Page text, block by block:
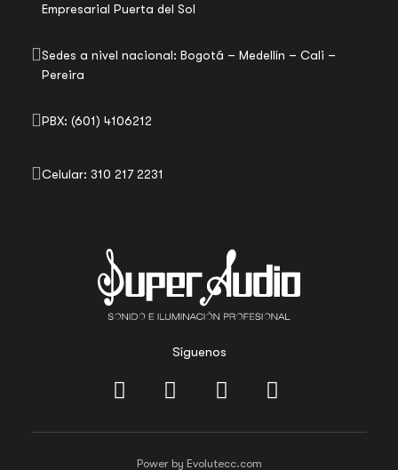
Síguenos
Empresarial Puerta del Sol
Sedes a nivel nacional: Bogotá – Medellín – Cali –
Pereira
PBX: (601) 4106212
Celular: 310 217 2231
Power by Evolutecc.com